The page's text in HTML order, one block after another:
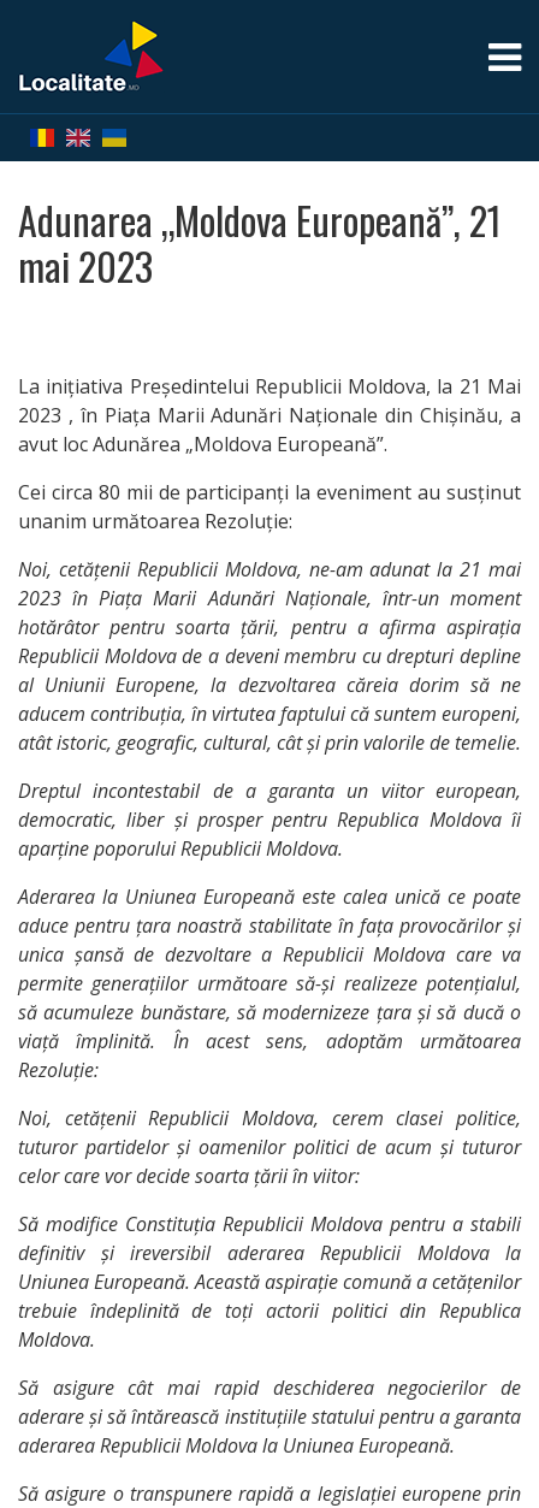
Acasă
Despre
Localități
Localităților
Harta
Localităților
Articole
Atracții
turistice
Facebook
Instagram
Telegram
IMPLICĂ-
TE
Adunarea „Moldova Europeană”, 21
mai 2023
La inițiativa Președintelui Republicii Moldova, la 21 Mai
2023 , în Piața Marii Adunări Naționale din Chișinău, a
avut loc Adunărea „Moldova Europeană”.
Cei circa 80 mii de participanți la eveniment au susținut
unanim următoarea Rezoluție:
Noi, cetățenii Republicii Moldova, ne-am adunat la 21 mai
2023 în Piața Marii Adunări Naționale, într-un moment
hotărâtor pentru soarta țării, pentru a afirma aspirația
Republicii Moldova de a deveni membru cu drepturi depline
al Uniunii Europene, la dezvoltarea căreia dorim să ne
aducem contribuția, în virtutea faptului că suntem europeni,
atât istoric, geografic, cultural, cât și prin valorile de temelie.
Dreptul incontestabil de a garanta un viitor european,
democratic, liber și prosper pentru Republica Moldova îi
aparține poporului Republicii Moldova.
Aderarea la Uniunea Europeană este calea unică ce poate
aduce pentru țara noastră stabilitate în fața provocărilor și
unica șansă de dezvoltare a Republicii Moldova care va
permite generațiilor următoare să-și realizeze potențialul,
să acumuleze bunăstare, să modernizeze țara și să ducă o
viață împlinită. În acest sens, adoptăm următoarea
Rezoluție:
Noi, cetățenii Republicii Moldova, cerem clasei politice,
tuturor partidelor și oamenilor politici de acum și tuturor
celor care vor decide soarta țării în viitor:
Să modifice Constituția Republicii Moldova pentru a stabili
definitiv și ireversibil aderarea Republicii Moldova la
Uniunea Europeană. Această aspirație comună a cetățenilor
trebuie îndeplinită de toți actorii politici din Republica
Moldova.
Să asigure cât mai rapid deschiderea negocierilor de
aderare și să întărească instituțiile statului pentru a garanta
aderarea Republicii Moldova la Uniunea Europeană.
Să asigure o transpunere rapidă a legislației europene prin